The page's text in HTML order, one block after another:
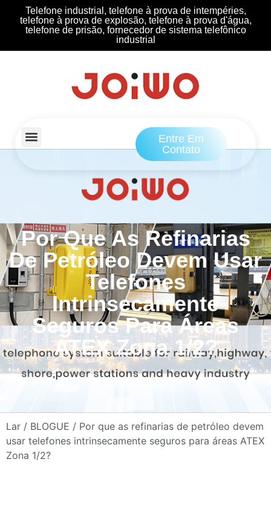
Telefone industrial, telefone à prova de intempéries,
telefone à prova de explosão, telefone à prova d'água,
telefone de prisão, fornecedor de sistema telefônico
industrial
Entre Em
Contato
Por Que As Refinarias
De Petróleo Devem Usar
Telefones
Intrinsecamente
Seguros Para Áreas
ATEX Zona 1/2?
Lar / BLOGUE / Por que as refinarias de petróleo devem
usar telefones intrinsecamente seguros para áreas ATEX
Zona 1/2?